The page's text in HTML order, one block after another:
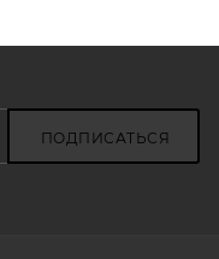
ПОДПИСАТЬСЯ